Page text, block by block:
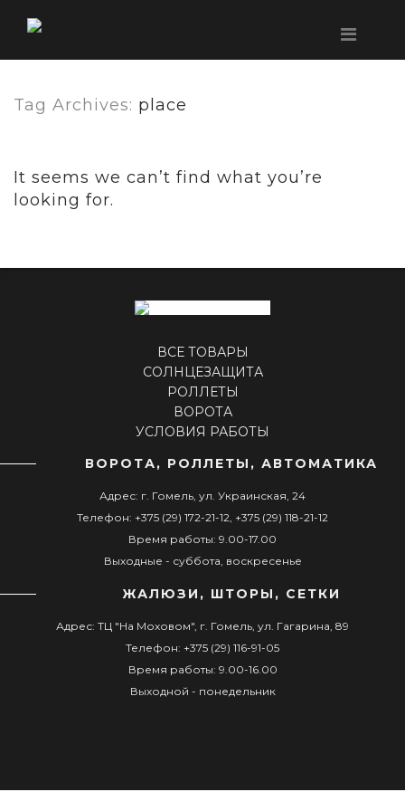
Tag Archives: place
It seems we can’t find what you’re
looking for.
ВСЕ ТОВАРЫ
СОЛНЦЕЗАЩИТА
РОЛЛЕТЫ
ВОРОТА
УСЛОВИЯ РАБОТЫ
ВОРОТА, РОЛЛЕТЫ, АВТОМАТИКА
Адрес: г. Гомель, ул. Украинская, 24
Телефон: +375 (29) 172-21-12, +375 (29) 118-21-12
Время работы: 9.00-17.00
Выходные - суббота, воскресенье
ЖАЛЮЗИ, ШТОРЫ, СЕТКИ
Адрес: ТЦ "На Моховом", г. Гомель, ул. Гагарина, 89
Телефон: +375 (29) 116-91-05
Время работы: 9.00-16.00
Выходной - понедельник